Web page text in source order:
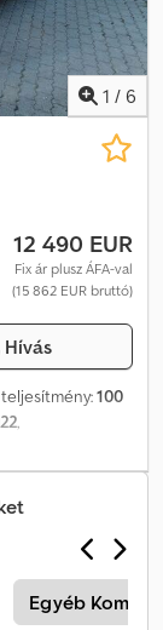
1 / 6
12 490 EUR
Fix ár plusz ÁFA-val
(15 862 EUR bruttó)
Hívás
teljesítmény:100
,
, kibocsátási
695 mm
, Kérjük,
is! E-mail: A
követhető
Egyéb Kombi